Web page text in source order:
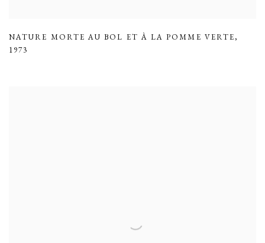
NATURE MORTE AU BOL ET À LA POMME VERTE,
1973